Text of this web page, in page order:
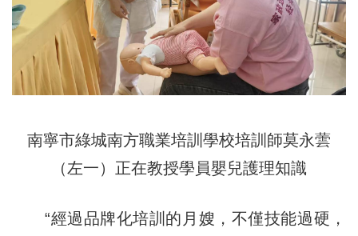
南寧市綠城南方職業培訓學校培訓師莫永蕓
（左一）正在教授學員嬰兒護理知識
“經過品牌化培訓的月嫂，不僅技能過硬，